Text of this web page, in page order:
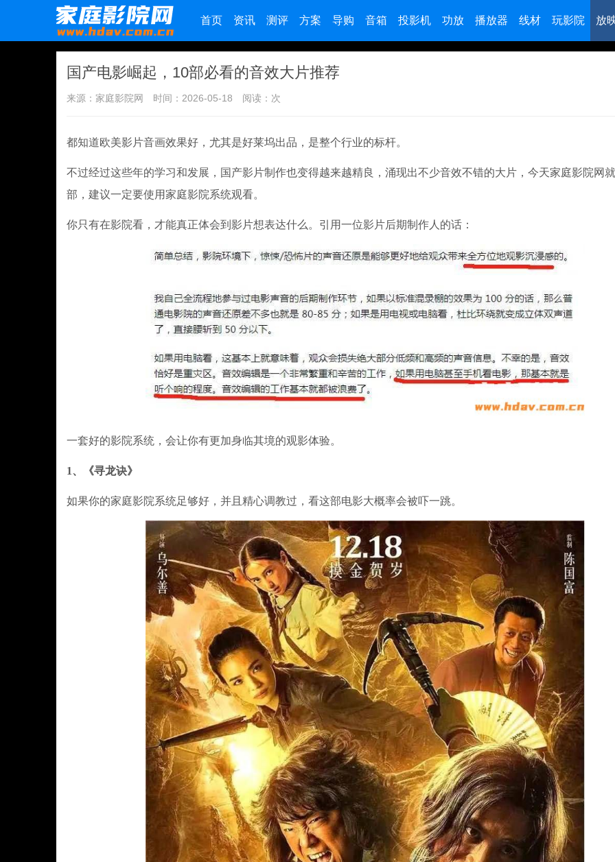
首页 资讯 测评 方案 导购 音箱 投影机 功放 播放器 线材 玩影院 放
国产电影崛起，10部必看的音效大片推荐
来源：家庭影院网 时间：2026-05-18 阅读： 次
都知道欧美影片音画效果好，尤其是好莱坞出品，是整个行业的标杆。
不过经过这些年的学习和发展，国产影片制作也变得越来越精良，涌现出不少音效不错的大片，今天家庭影院网
部，建议一定要使用家庭影院系统观看。
你只有在影院看，才能真正体会到影片想表达什么。引用一位影片后期制作人的话：
一套好的影院系统，会让你有更加身临其境的观影体验。
1、《寻龙诀》
如果你的家庭影院系统足够好，并且精心调教过，看这部电影大概率会被吓一跳。